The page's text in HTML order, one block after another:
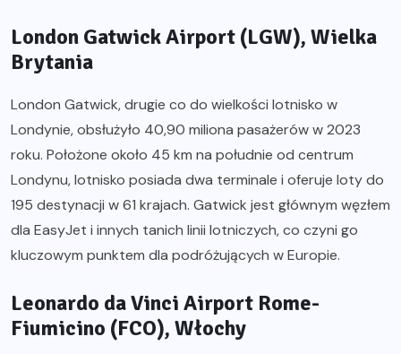
London Gatwick Airport (LGW), Wielka
Brytania
London Gatwick, drugie co do wielkości lotnisko w
Londynie, obsłużyło 40,90 miliona pasażerów w 2023
roku. Położone około 45 km na południe od centrum
Londynu, lotnisko posiada dwa terminale i oferuje loty do
195 destynacji w 61 krajach. Gatwick jest głównym węzłem
dla EasyJet i innych tanich linii lotniczych, co czyni go
kluczowym punktem dla podróżujących w Europie.
Leonardo da Vinci Airport Rome-
Fiumicino (FCO), Włochy